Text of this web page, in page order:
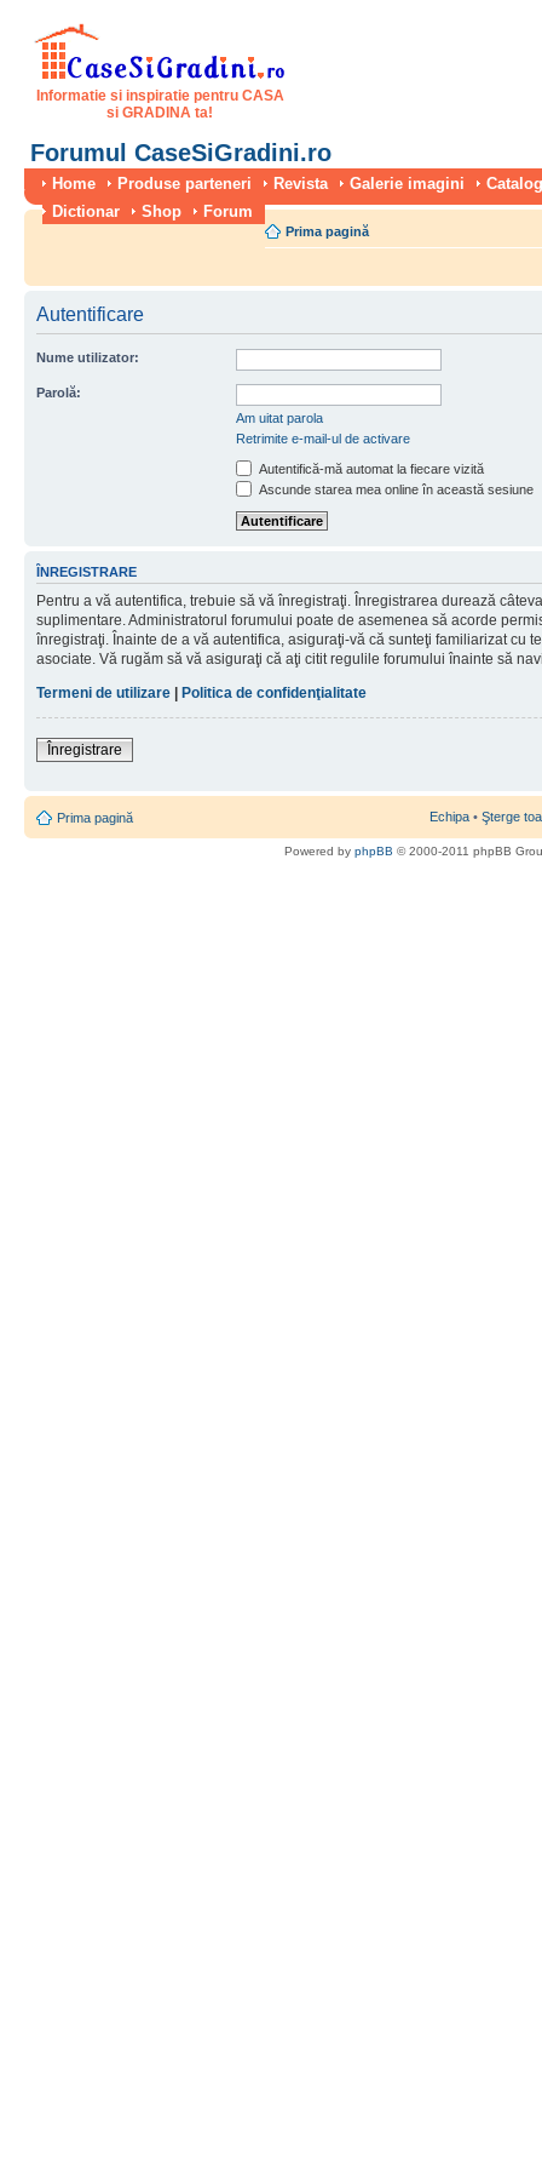
Informatie si inspiratie pentru CASA
si GRADINA ta!
Forumul CaseSiGradini.ro
Home Produse parteneri Revista Galerie imagini
Dictionar
Shop Forum
Prima pagină
Autentificare
Nume utilizator:
Parolă:
Am uitat parola
Retrimite e-mail-ul de activare
Autentifică-mă automat la fiecare vizită
Ascunde starea mea online în această sesiune
ÎNREGISTRARE
Pentru a vă autentifica, trebuie să vă înregistraţi. Înregistrarea durează
suplimentare. Administratorul forumului poate de asemenea să acorde
înregistraţi. Înainte de a vă autentifica, asiguraţi-vă că sunteţi familiarizat cu
asociate. Vă rugăm să vă asiguraţi că aţi citit regulile forumului înainte să
Termeni de utilizare | Politica de confidenţialitate
Înregistrare
Prima pagină Echipa • Şterge
Powered by phpBB © 2000-2011 phpBB